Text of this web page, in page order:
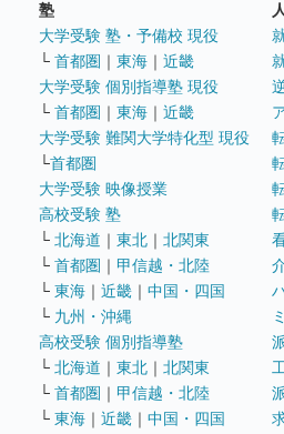
塾
大学受験 塾・予備校 現役
└ 首都圏 ｜ 東海 ｜ 近畿
大学受験 個別指導塾 現役
└ 首都圏 ｜ 東海 ｜ 近畿
大学受験 難関大学特化型 現役
└首都圏
大学受験 映像授業
高校受験 塾
└ 北海道 ｜ 東北 ｜ 北関東
└ 首都圏 ｜ 甲信越・北陸
└ 東海 ｜ 近畿 ｜ 中国・四国
└ 九州・沖縄
高校受験 個別指導塾
└ 北海道 ｜ 東北 ｜ 北関東
└ 首都圏 ｜ 甲信越・北陸
└ 東海 ｜ 近畿 ｜ 中国・四国